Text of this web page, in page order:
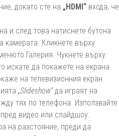
докато сте на „HDMI“ входа, че
и след това натиснете бутона
камерата. Кликнете върху
Галерия. Чукнете върху
искате да покажете на екрана.
на телевизионния екран.
„Slideshow“да играят на
тях по телефона. Използвайте
видео или слайдшоу.
на разстояние, преди да